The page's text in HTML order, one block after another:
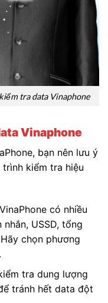
tra data Vinaphone
Vinaphone
bạn nên lưu ý
kiểm tra hiệu
VinaPhone có nhiều
USSD, tổng
chọn phương
tra dung lượng
tránh hết data đột